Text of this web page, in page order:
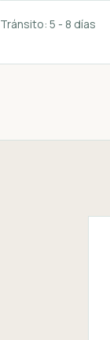
Tránsito: 5 - 8 días